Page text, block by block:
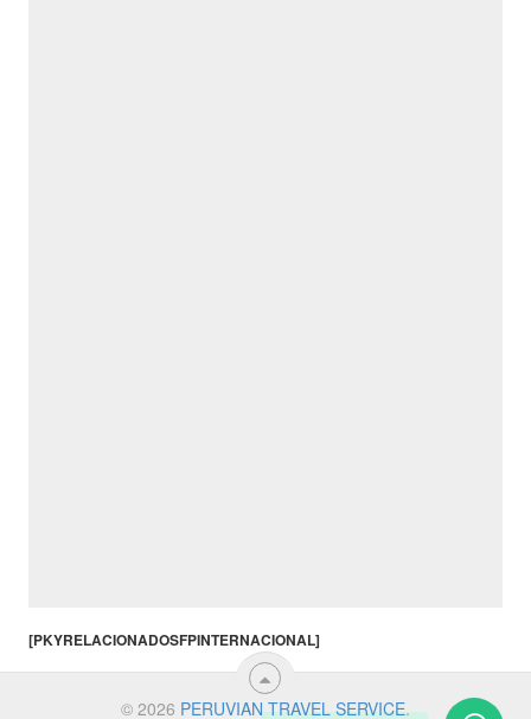
[PKYRELACIONADOSFPINTERNACIONAL]
© 2026 PERUVIAN TRAVEL SERVICE.